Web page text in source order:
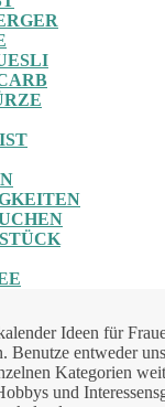
Ideen für
Benutze entweder
Kategorien
und